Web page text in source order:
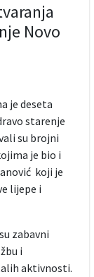
Novo
je deseta
starenje
su brojni
je bio i
koji je
lijepe i
zabavni
i
aktivnosti.